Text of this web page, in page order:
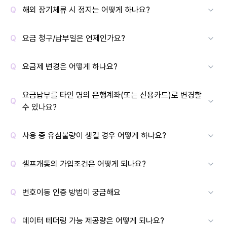
해외 장기체류 시 정지는 어떻게 하나요?
요금 청구/납부일은 언제인가요?
요금제 변경은 어떻게 하나요?
요금납부를 타인 명의 은행계좌(또는 신용카드)로 변경할
수 있나요?
사용 중 유심불량이 생길 경우 어떻게 하나요?
셀프개통의 가입조건은 어떻게 되나요?
번호이동 인증 방법이 궁금해요
데이터 테더링 가능 제공량은 어떻게 되나요?